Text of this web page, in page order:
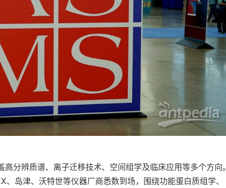
辨质谱、离子迁移技术、空间组学及临床应用等多个方向。
岛津、沃特世等仪器厂商悉数到场，围绕功能蛋白质组学、